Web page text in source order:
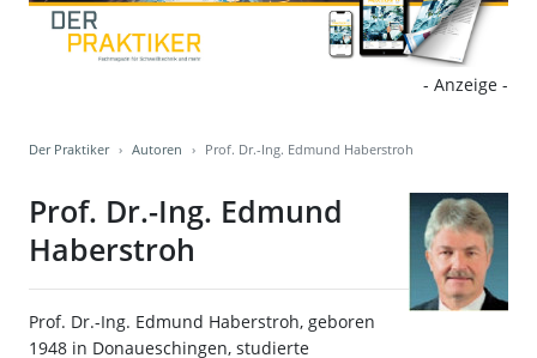
- Anzeige -
Der Praktiker Autoren Prof. Dr.-Ing. Edmund Haberstroh
Prof. Dr.-Ing. Edmund
Haberstroh
Prof. Dr.-Ing. Edmund Haberstroh, geboren
1948 in Donaueschingen, studierte